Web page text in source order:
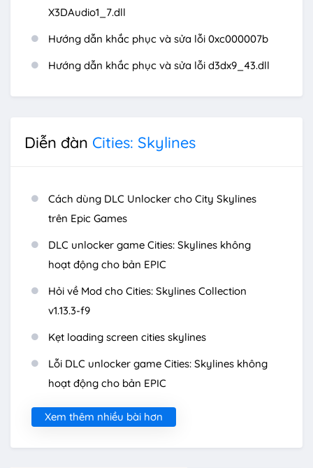
X3DAudio1_7.dll
Hướng dẫn khắc phục và sửa lỗi 0xc000007b
Hướng dẫn khắc phục và sửa lỗi d3dx9_43.dll
Diễn đàn Cities: Skylines
Cách dùng DLC Unlocker cho City Skylines
trên Epic Games
DLC unlocker game Cities: Skylines không
hoạt động cho bản EPIC
Hỏi về Mod cho Cities: Skylines Collection
v1.13.3-f9
Kẹt loading screen cities skylines
Lỗi DLC unlocker game Cities: Skylines không
hoạt động cho bản EPIC
Xem thêm nhiều bài hơn